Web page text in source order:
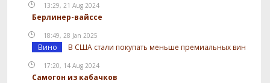
13:29, 21 Aug 2024
Берлинер-вайссе
18:49, 28 Jan 2025
Вино В США стали покупать меньше премиальных вин
17:20, 14 Aug 2024
Самогон из кабачков